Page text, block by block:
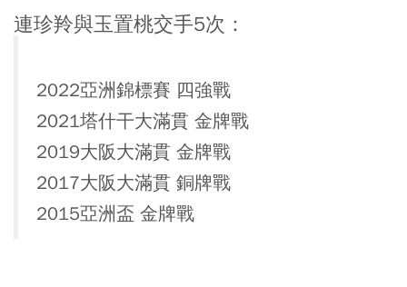
連珍羚與玉置桃交手5次：
2022亞洲錦標賽 四強戰
2021塔什干大滿貫 金牌戰
2019大阪大滿貫 金牌戰
2017大阪大滿貫 銅牌戰
2015亞洲盃 金牌戰​